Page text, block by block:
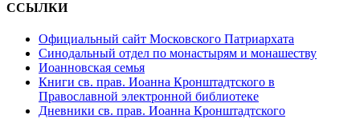
ССЫЛКИ
Официальный сайт Московского Патриархата
Синодальный отдел по монастырям и монашеству
Иоанновская семья
Книги св. прав. Иоанна Кронштадтского в
Православной электронной библиотеке
Дневники св. прав. Иоанна Кронштадтского